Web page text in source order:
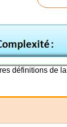
définitions de